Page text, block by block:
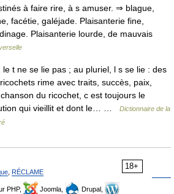
à faire rire, à s amuser. ⇒ blague,
facétie, galéjade. Plaisanterie fine,
Plaisanterie lourde, de mauvais
t ne se lie pas ; au pluriel, l s se lie : des
rime avec traits, succès, paix,
du ricochet, c est toujours le
qui vieillit et dont le… …
Dictionnaire de la
18+
RÉCLAME
PHP, Joomla,
Drupal,